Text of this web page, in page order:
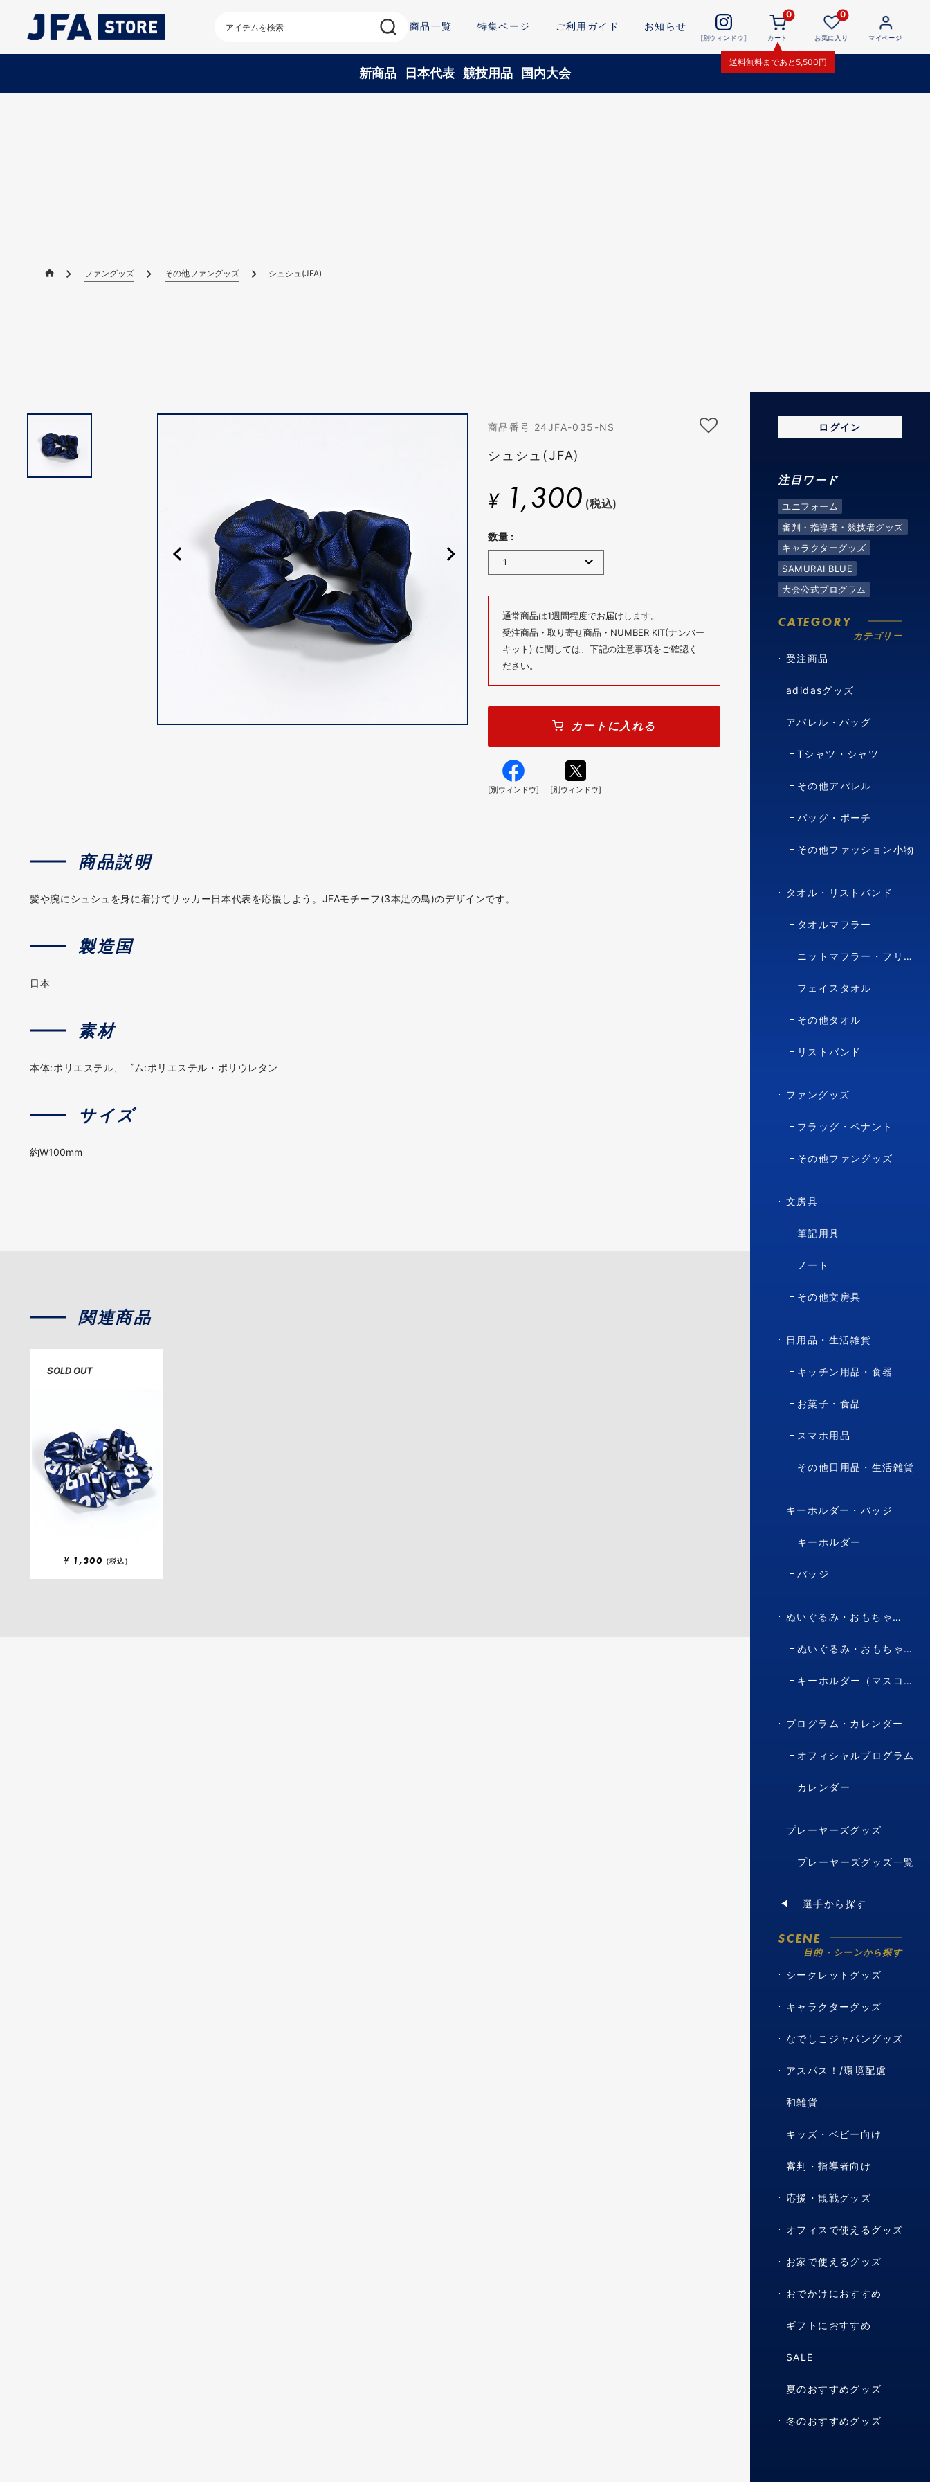
商品一覧 特集ページ ご利用ガイド お知らせ
[別ウィンドウ]
0
カート
送料無料まであと 5,500円
0
お気に入り マイページ
新商品 日本代表 競技用品 国内大会
ファングッズ その他ファングッズ シュシュ(JFA)
商品番号 24JFA-035-NS
シュシュ(JFA)
¥ 1,300 (税込)
数量 :
通常商品は1週間程度でお届けします。
受注商品・取り寄せ商品・NUMBER KIT(ナンバー
キット) に関しては、下記の注意事項をご確認く
ださい。
カートに入れる
[別ウィンドウ] [別ウィンドウ]
商品説明
髪や腕にシュシュを身に着けてサッカー日本代表を応援しよう。JFAモチーフ(3本足の鳥)のデザインです。
製造国
日本
素材
本体:ポリエステル、ゴム:ポリエステル・ポリウレタン
サイズ
約W100mm
関連商品
SOLD OUT
¥ 1,300 (税込)
ログイン
注目ワード
ユニフォーム
審判・指導者・競技者グッズ
キャラクターグッズ
SAMURAI BLUE
大会公式プログラム
CATEGORY
カテゴリー
受注商品
adidasグッズ
アパレル・バッグ
Tシャツ・シャツ
その他アパレル
バッグ・ポーチ
その他ファッション小物
タオル・リストバンド
タオルマフラー
ニットマフラー・フリースマフラー
フェイスタオル
その他タオル
リストバンド
ファングッズ
フラッグ・ペナント
その他ファングッズ
文房具
筆記用具
ノート
その他文房具
日用品・生活雑貨
キッチン用品・食器
お菓子・食品
スマホ用品
その他日用品・生活雑貨
キーホルダー・バッジ
キーホルダー
バッジ
ぬいぐるみ・おもちゃ・マスコット・キャラクター
ぬいぐるみ・おもちゃ（マスコット・キャラクター）
キーホルダー（マスコット・キャラクター）
プログラム・カレンダー
オフィシャルプログラム
カレンダー
プレーヤーズグッズ
プレーヤーズグッズ一覧
選手から探す
SCENE
目的・シーンから探す
シークレットグッズ
キャラクターグッズ
なでしこジャパングッズ
アスパス！/環境配慮
和雑貨
キッズ・ベビー向け
審判・指導者向け
応援・観戦グッズ
オフィスで使えるグッズ
お家で使えるグッズ
おでかけにおすすめ
ギフトにおすすめ
SALE
夏のおすすめグッズ
冬のおすすめグッズ